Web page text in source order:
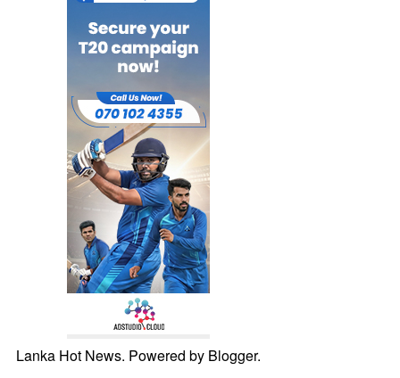
Lanka Hot News. Powered by Blogger.